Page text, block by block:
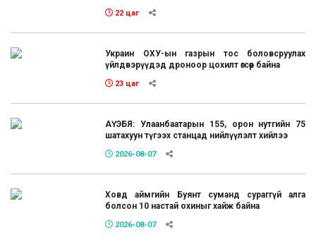
22 цаг
Украин ОХУ-ын газрын тос боловсруулах
үйлдвэрүүдэд дроноор цохилт өгсөөр байна
23 цаг
АҮЭБЯ: Улаанбаатарын 155, орон нутгийн 75
шатахуун түгээх станцад нийлүүлэлт хийлээ
2026-08-07
Ховд аймгийн Буянт суманд сураггүй алга
болсон 10 настай охиныг хайж байна
2026-08-07